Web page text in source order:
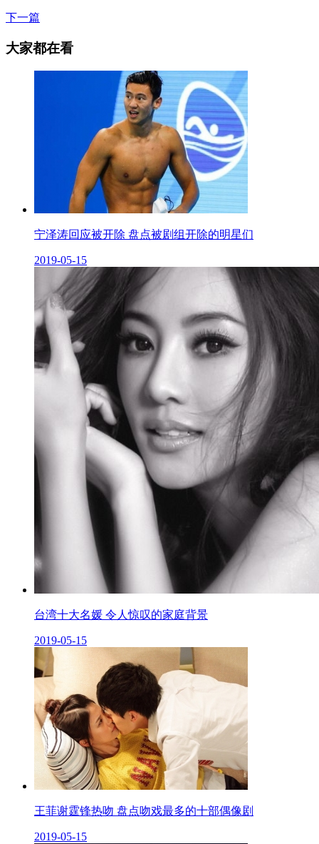
下一篇
大家都在看
宁泽涛回应被开除 盘点被剧组开除的明星们
2019-05-15
台湾十大名媛 令人惊叹的家庭背景
2019-05-15
王菲谢霆锋热吻 盘点吻戏最多的十部偶像剧
2019-05-15